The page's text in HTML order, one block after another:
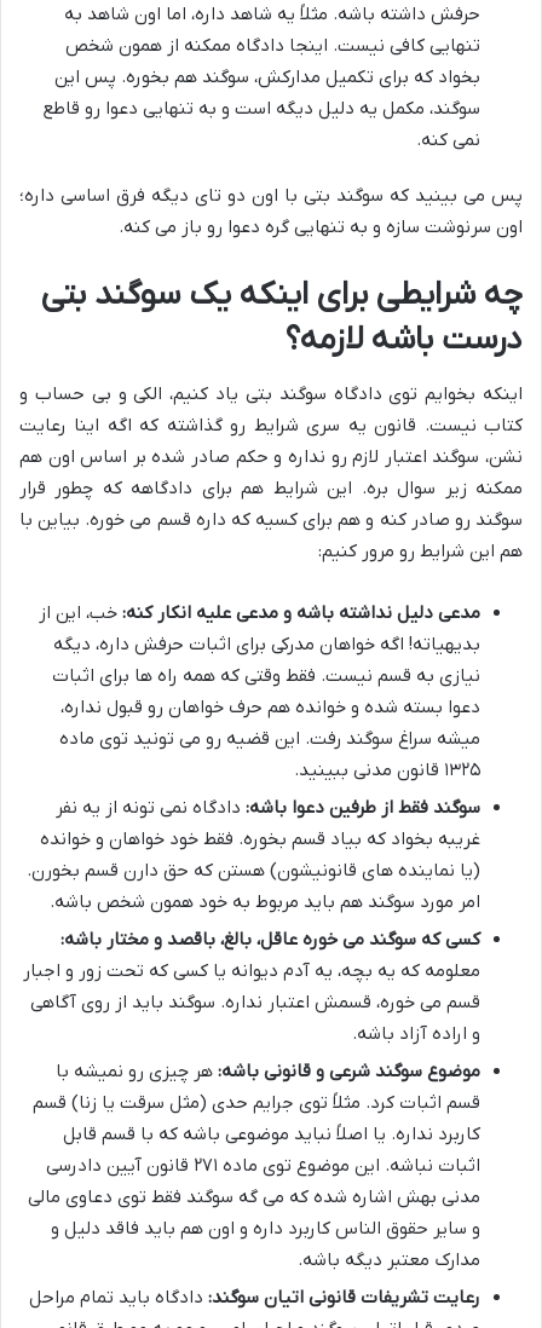
حرفش داشته باشه. مثلاً یه شاهد داره، اما اون شاهد به
تنهایی کافی نیست. اینجا دادگاه ممکنه از همون شخص
بخواد که برای تکمیل مدارکش، سوگند هم بخوره. پس این
سوگند، مکمل یه دلیل دیگه است و به تنهایی دعوا رو قاطع
نمی کنه.
پس می بینید که سوگند بتی با اون دو تای دیگه فرق اساسی داره؛
اون سرنوشت سازه و به تنهایی گره دعوا رو باز می کنه.
چه شرایطی برای اینکه یک سوگند بتی
درست باشه لازمه؟
اینکه بخوایم توی دادگاه سوگند بتی یاد کنیم، الکی و بی حساب و
کتاب نیست. قانون یه سری شرایط رو گذاشته که اگه اینا رعایت
نشن، سوگند اعتبار لازم رو نداره و حکم صادر شده بر اساس اون هم
ممکنه زیر سوال بره. این شرایط هم برای دادگاهه که چطور قرار
سوگند رو صادر کنه و هم برای کسیه که داره قسم می خوره. بیاین با
هم این شرایط رو مرور کنیم:
مدعی دلیل نداشته باشه و مدعی علیه انکار کنه: خب، این از
بدیهیاته! اگه خواهان مدرکی برای اثبات حرفش داره، دیگه
نیازی به قسم نیست. فقط وقتی که همه راه ها برای اثبات
دعوا بسته شده و خوانده هم حرف خواهان رو قبول نداره،
میشه سراغ سوگند رفت. این قضیه رو می تونید توی ماده
۱۳۲۵ قانون مدنی ببینید.
سوگند فقط از طرفین دعوا باشه: دادگاه نمی تونه از یه نفر
غریبه بخواد که بیاد قسم بخوره. فقط خود خواهان و خوانده
(یا نماینده های قانونیشون) هستن که حق دارن قسم بخورن.
امر مورد سوگند هم باید مربوط به خود همون شخص باشه.
کسی که سوگند می خوره عاقل، بالغ، باقصد و مختار باشه:
معلومه که یه بچه، یه آدم دیوانه یا کسی که تحت زور و اجبار
قسم می خوره، قسمش اعتبار نداره. سوگند باید از روی آگاهی
و اراده آزاد باشه.
موضوع سوگند شرعی و قانونی باشه: هر چیزی رو نمیشه با
قسم اثبات کرد. مثلاً توی جرایم حدی (مثل سرقت یا زنا) قسم
کاربرد نداره. یا اصلاً نباید موضوعی باشه که با قسم قابل
اثبات نباشه. این موضوع توی ماده ۲۷۱ قانون آیین دادرسی
مدنی بهش اشاره شده که می گه سوگند فقط توی دعاوی مالی
و سایر حقوق الناس کاربرد داره و اون هم باید فاقد دلیل و
مدارک معتبر دیگه باشه.
رعایت تشریفات قانونی اتیان سوگند: دادگاه باید تمام مراحل